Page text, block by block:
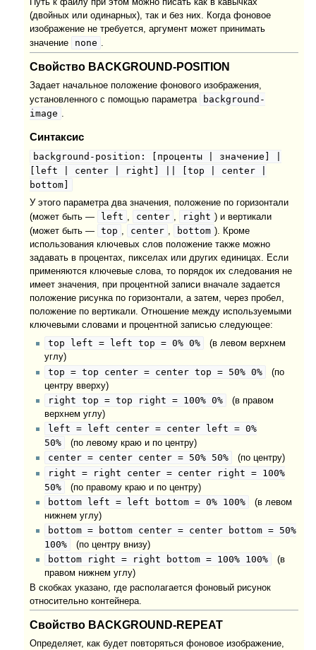
Путь к файлу при этом можно писать как в кавычках
(двойных или одинарных), так и без них. Когда фоновое
изображение не требуется, аргумент может принимать
значение
none .
Свойство BACKGROUND-POSITION
Задает начальное положение фонового изображения,
установленного с помощью параметра
background-
image .
Синтаксис
background-position: [проценты | значение] |
[left | center | right] || [top | center |
bottom]
У этого параметра два значения, положение по горизонтали
(может быть —
left , center , right ) и вертикали
(может быть —
top , center , bottom ). Кроме
использования ключевых слов положение также можно
задавать в процентах, пикселах или других единицах. Если
применяются ключевые слова, то порядок их следования не
имеет значения, при процентной записи вначале задается
положение рисунка по горизонтали, а затем, через пробел,
положение по вертикали. Отношение между используемыми
ключевыми словами и процентной записью следующее:
top left = left top = 0% 0%
(в левом верхнем
углу)
top = top center = center top = 50% 0%
(по
центру вверху)
right top = top right = 100% 0%
(в правом
верхнем углу)
left = left center = center left = 0%
50%
(по левому краю и по центру)
center = center center = 50% 50% (по центру)
right = right center = center right = 100%
50%
(по правому краю и по центру)
bottom left = left bottom = 0% 100%
(в левом
нижнем углу)
bottom = bottom center = center bottom = 50%
100%
(по центру внизу)
bottom right = right bottom = 100% 100%
(в
правом нижнем углу)
В скобках указано, где располагается фоновый рисунок
относительно контейнера.
Свойство BACKGROUND-REPEAT
Определяет, как будет повторяться фоновое изображение,